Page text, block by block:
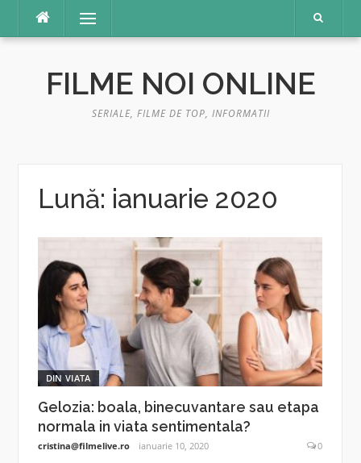
conținut
Meniu
FILME NOI ONLINE
SERIALE, FILME DE TOP, INFORMATII
Lună: ianuarie 2020
DIN VIATA
Gelozia: boala, binecuvantare sau etapa
normala in viata sentimentala?
cristina@filmelive.ro ianuarie 10, 2020 0